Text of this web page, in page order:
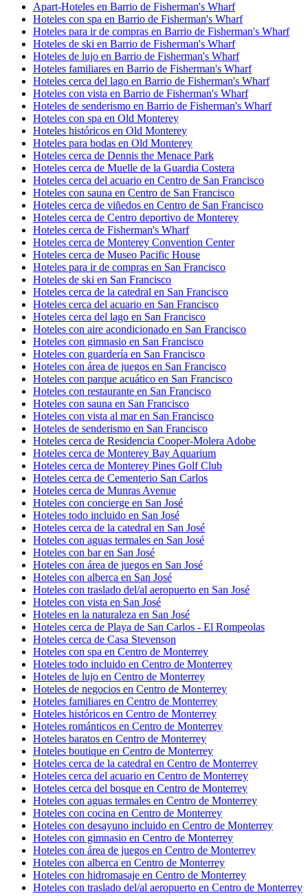
Apart-Hoteles en Barrio de Fisherman's Wharf
Hoteles con spa en Barrio de Fisherman's Wharf
Hoteles para ir de compras en Barrio de Fisherman's Wharf
Hoteles de ski en Barrio de Fisherman's Wharf
Hoteles de lujo en Barrio de Fisherman's Wharf
Hoteles familiares en Barrio de Fisherman's Wharf
Hoteles cerca del lago en Barrio de Fisherman's Wharf
Hoteles con vista en Barrio de Fisherman's Wharf
Hoteles de senderismo en Barrio de Fisherman's Wharf
Hoteles con spa en Old Monterey
Hoteles históricos en Old Monterey
Hoteles para bodas en Old Monterey
Hoteles cerca de Dennis the Menace Park
Hoteles cerca de Muelle de la Guardia Costera
Hoteles cerca del acuario en Centro de San Francisco
Hoteles con sauna en Centro de San Francisco
Hoteles cerca de viñedos en Centro de San Francisco
Hoteles cerca de Centro deportivo de Monterey
Hoteles cerca de Fisherman's Wharf
Hoteles cerca de Monterey Convention Center
Hoteles cerca de Museo Pacific House
Hoteles para ir de compras en San Francisco
Hoteles de ski en San Francisco
Hoteles cerca de la catedral en San Francisco
Hoteles cerca del acuario en San Francisco
Hoteles cerca del lago en San Francisco
Hoteles con aire acondicionado en San Francisco
Hoteles con gimnasio en San Francisco
Hoteles con guardería en San Francisco
Hoteles con área de juegos en San Francisco
Hoteles con parque acuático en San Francisco
Hoteles con restaurante en San Francisco
Hoteles con sauna en San Francisco
Hoteles con vista al mar en San Francisco
Hoteles de senderismo en San Francisco
Hoteles cerca de Residencia Cooper-Molera Adobe
Hoteles cerca de Monterey Bay Aquarium
Hoteles cerca de Monterey Pines Golf Club
Hoteles cerca de Cementerio San Carlos
Hoteles cerca de Munras Avenue
Hoteles con concierge en San José
Hoteles todo incluido en San José
Hoteles cerca de la catedral en San José
Hoteles con aguas termales en San José
Hoteles con bar en San José
Hoteles con área de juegos en San José
Hoteles con alberca en San José
Hoteles con traslado del/al aeropuerto en San José
Hoteles con vista en San José
Hoteles en la naturaleza en San José
Hoteles cerca de Playa de San Carlos - El Rompeolas
Hoteles cerca de Casa Stevenson
Hoteles con spa en Centro de Monterrey
Hoteles todo incluido en Centro de Monterrey
Hoteles de lujo en Centro de Monterrey
Hoteles de negocios en Centro de Monterrey
Hoteles familiares en Centro de Monterrey
Hoteles históricos en Centro de Monterrey
Hoteles románticos en Centro de Monterrey
Hoteles baratos en Centro de Monterrey
Hoteles boutique en Centro de Monterrey
Hoteles cerca de la catedral en Centro de Monterrey
Hoteles cerca del acuario en Centro de Monterrey
Hoteles cerca del bosque en Centro de Monterrey
Hoteles con aguas termales en Centro de Monterrey
Hoteles con cocina en Centro de Monterrey
Hoteles con desayuno incluido en Centro de Monterrey
Hoteles con gimnasio en Centro de Monterrey
Hoteles con área de juegos en Centro de Monterrey
Hoteles con alberca en Centro de Monterrey
Hoteles con hidromasaje en Centro de Monterrey
Hoteles con traslado del/al aeropuerto en Centro de Monterrey